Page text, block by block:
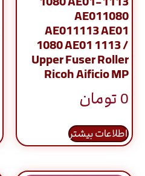
AE011080
AE011113 AE01
1080 AE01 1113 /
Upper Fuser Roller
Ricoh Aificio MP
0تومان
اطلاعات بیشتر